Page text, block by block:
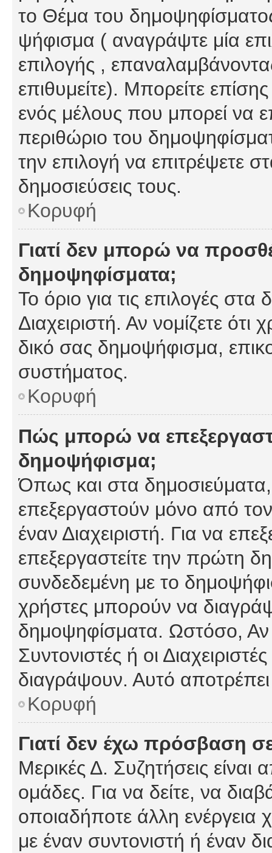
το Θέμα του
ψήφισμα ( αναγράψτε μία
επιλογής ,
επιθυμείτε). Μπορείτε
ενός μέλους που μπορεί να
περιθώριο του
την επιλογή να επιτρέψετε
δημοσιεύσεις τους.
Κορυφή
Γιατί δεν μπορώ να
δημοψηφίσματα;
Το όριο για τις επιλογές
Διαχειριστή. Αν νομίζετε ότι
δικό σας δημοψήφισμα,
συστήματος.
Κορυφή
Πώς μπορώ να
δημοψήφισμα;
Όπως και στα
επεξεργαστούν μόνο από
έναν Διαχειριστή. Για να
επεξεργαστείτε την πρώτη
συνδεδεμένη με το
χρήστες μπορούν να
δημοψηφίσματα. Ωστόσο, Αν
Συντονιστές ή οι
διαγράψουν. Αυτό
Κορυφή
Γιατί δεν έχω πρόσβαση
Μερικές Δ. Συζητήσεις είναι
ομάδες. Για να δείτε, να
οποιαδήποτε άλλη ενέργεια
με έναν συντονιστή ή έναν